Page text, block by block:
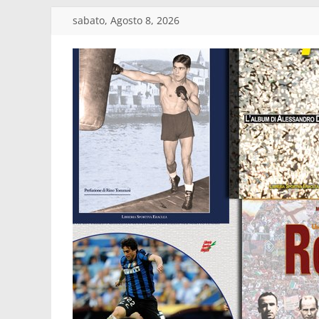
Salta
contenuto
sabato, Agosto 8, 2026
Edizioni
Eraclea
Casa
editrice